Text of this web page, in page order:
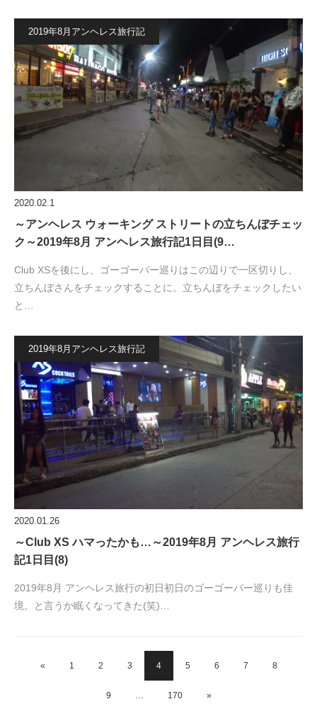
2019年8月アンヘレス旅行記
2020.02.1
～アンヘレス ウォーキング ストリートの立ちんぼチェッ
ク～2019年8月 アンヘレス旅行記1日目(9…
Club XSを後にし、ゴーゴーバー巡りはこの辺りで一区切りし、
立ちんぼさんをチェックすることに。立ちんぼをチェックしたい
と…
2019年8月アンヘレス旅行記
2020.01.26
～Club XS ハマったかも…～2019年8月 アンヘレス旅行
記1日目(8)
2019年8月 アンヘレス旅行の初日初日のゴーゴーバー巡りも佳
境。と言うか眠くなってきた(笑)…
« 1 2 3 4 5 6 7 8
9 … 170 »